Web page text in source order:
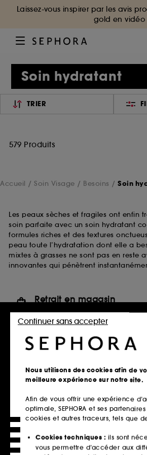
Laissez-vous inspirer par les avis
gold en vidéo
Soin hydratant
TRIER
579 Produits
Accueil Soin Visage Besoins Soin
Les peaux sèches et fragiles ont enfin
soin parfaite avec un soin hydratant
formules riches et des textures
peau toute l’hydratation dont elle a
mixtes à grasses ne sont pas en reste
innovantes qui pénètrent
Retrait en magasin
Click & Collect en 2h
En savoir plus
Livraison standard offerte
à domicile dès 60€ en
métropolitaine et Monaco
Explorer l'offre
Paiements sécurisés
En savoir plus
Nous utilisons des cookies afin de
meilleure expérience sur notre site.
Afin de vous offrir une expérience
optimale, SEPHORA et ses
cookies et autres traceurs, tels que
Cookies techniques : ils sont
vous permettre d’accéder aux
Continuer sans accepter